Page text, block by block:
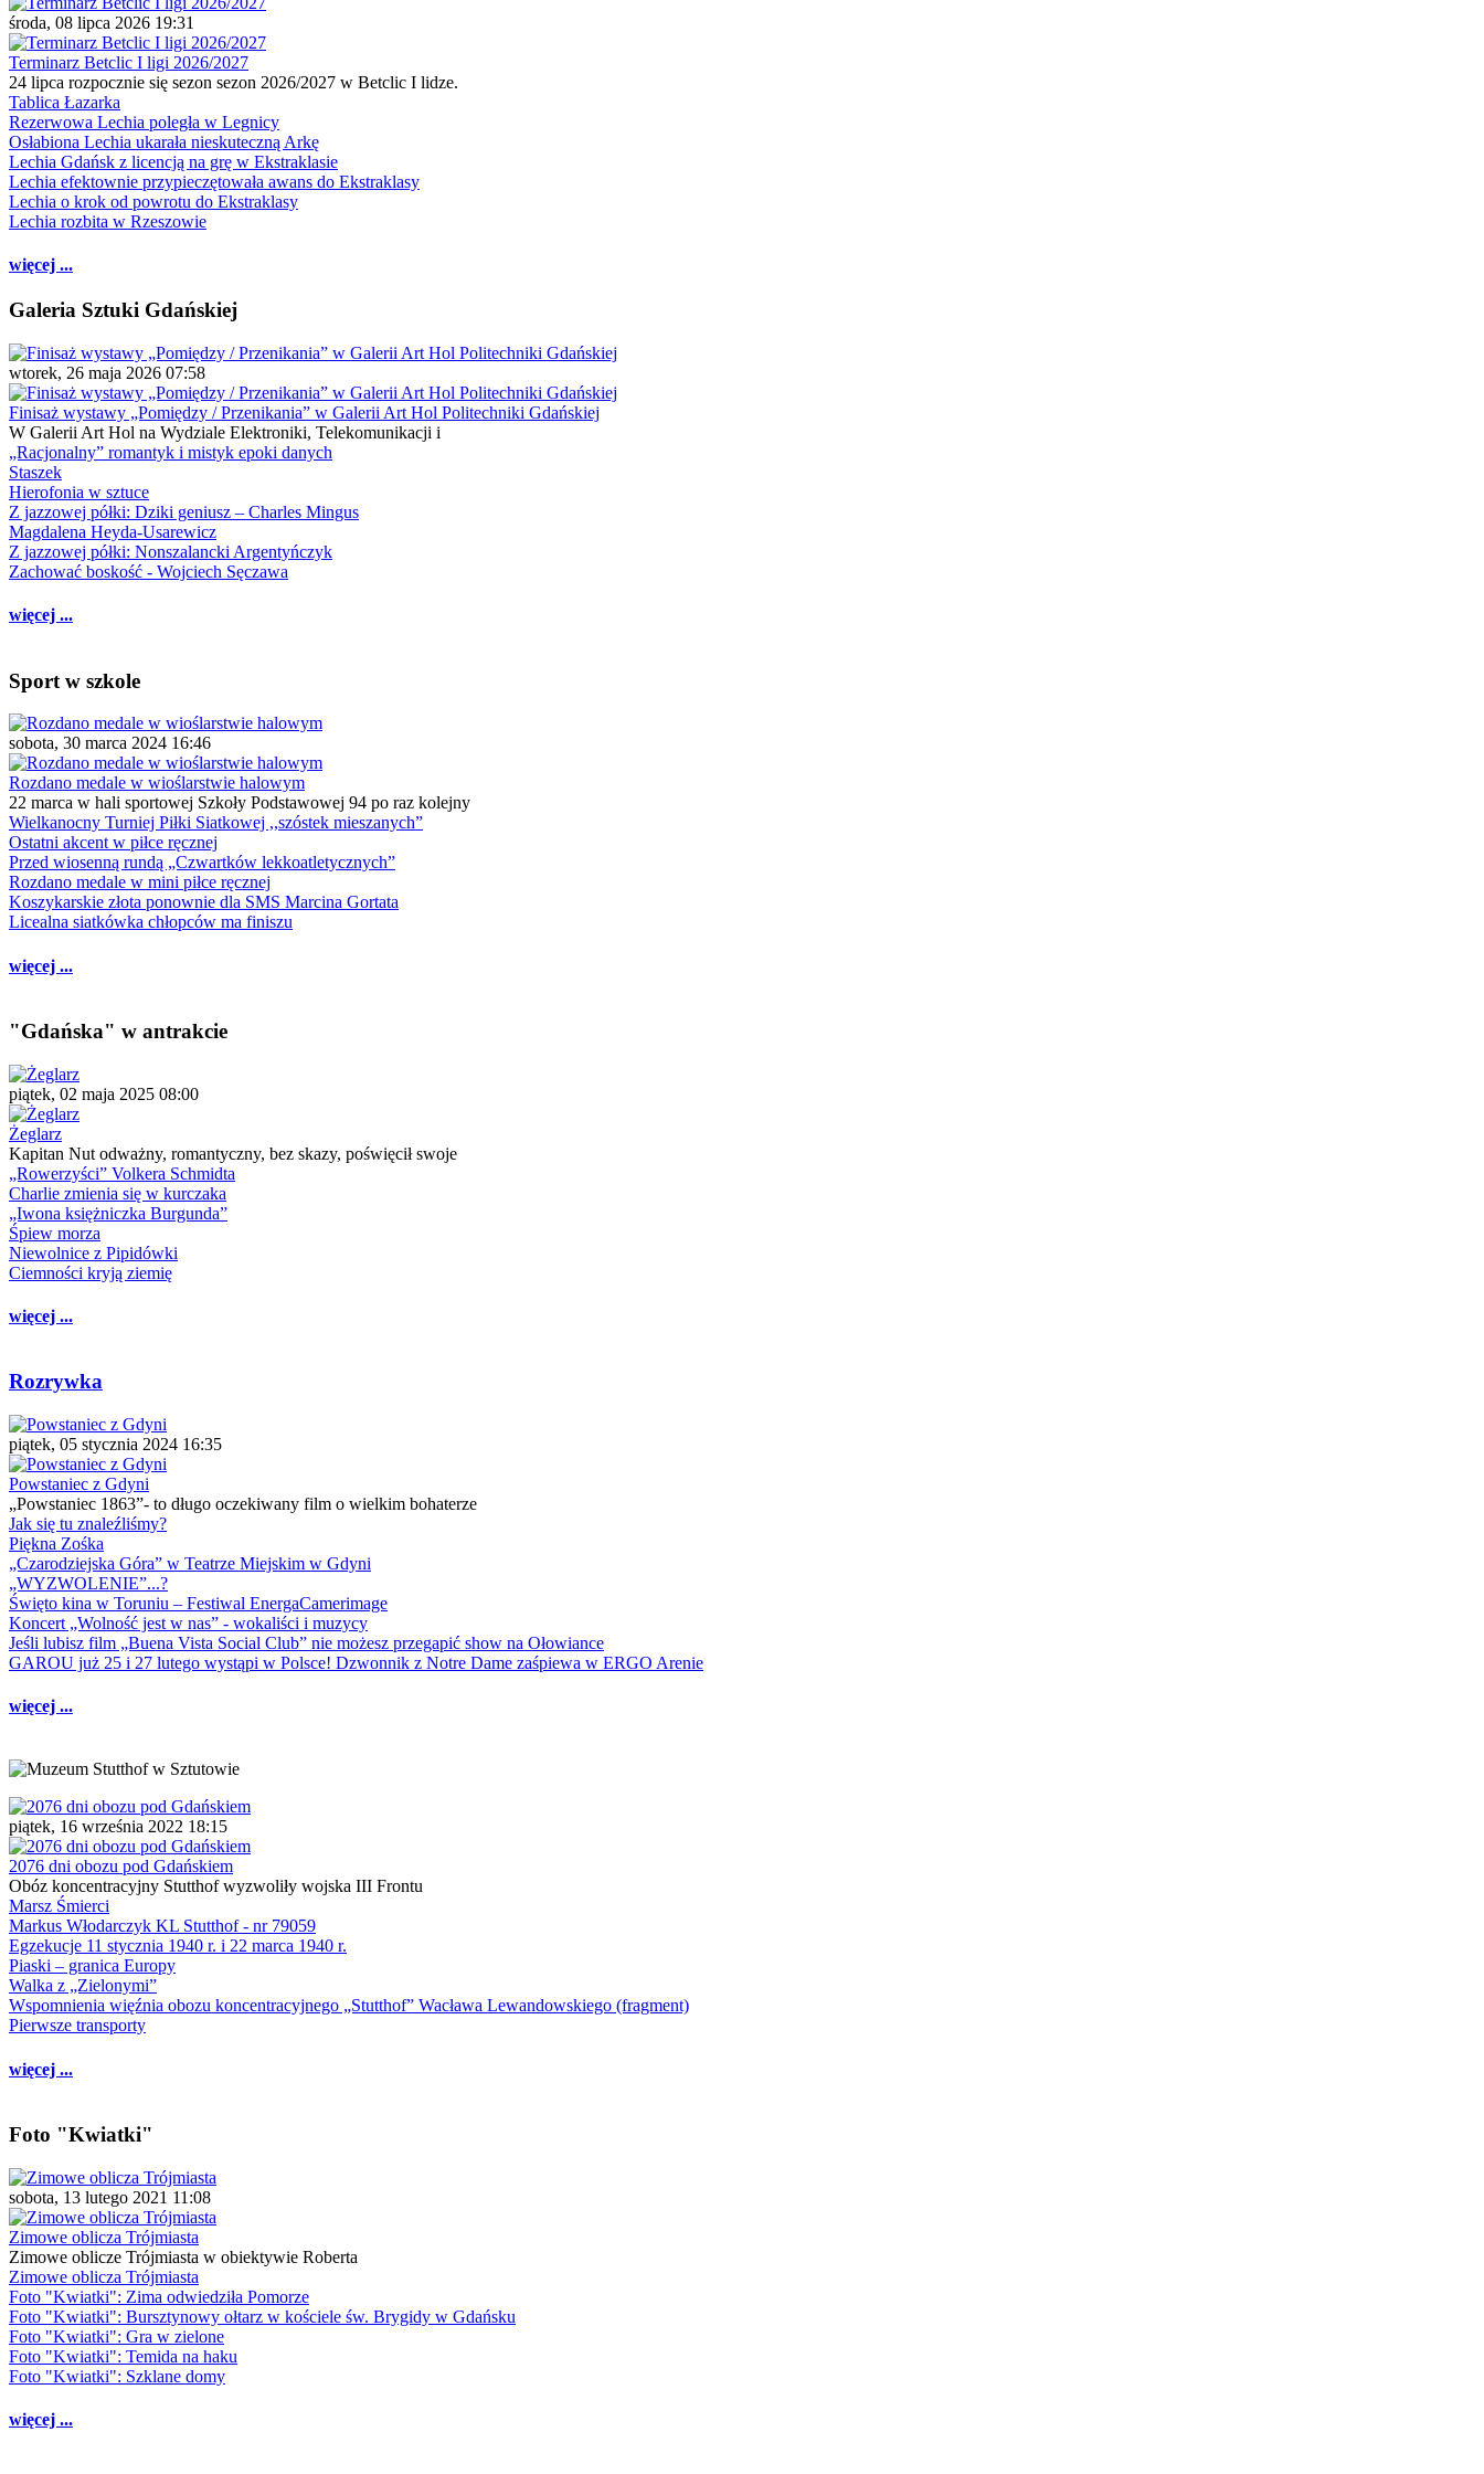
środa, 08 lipca 2026 19:31
Terminarz Betclic I ligi 2026/2027
24 lipca rozpocznie się sezon sezon 2026/2027 w Betclic I lidze.
Tablica Łazarka
Rezerwowa Lechia poległa w Legnicy
Osłabiona Lechia ukarała nieskuteczną Arkę
Lechia Gdańsk z licencją na grę w Ekstraklasie
Lechia efektownie przypieczętowała awans do Ekstraklasy
Lechia o krok od powrotu do Ekstraklasy
Lechia rozbita w Rzeszowie
więcej ...
Galeria Sztuki Gdańskiej
wtorek, 26 maja 2026 07:58
Finisaż wystawy „Pomiędzy / Przenikania” w Galerii Art Hol Politechniki Gdańskiej
W Galerii Art Hol na Wydziale Elektroniki, Telekomunikacji i
„Racjonalny” romantyk i mistyk epoki danych
Staszek
Hierofonia w sztuce
Z jazzowej półki: Dziki geniusz – Charles Mingus
Magdalena Heyda-Usarewicz
Z jazzowej półki: Nonszalancki Argentyńczyk
Zachować boskość - Wojciech Sęczawa
więcej ...
Sport w szkole
sobota, 30 marca 2024 16:46
Rozdano medale w wioślarstwie halowym
22 marca w hali sportowej Szkoły Podstawowej 94 po raz kolejny
Wielkanocny Turniej Piłki Siatkowej ,,szóstek mieszanych”
Ostatni akcent w piłce ręcznej
Przed wiosenną rundą „Czwartków lekkoatletycznych”
Rozdano medale w mini piłce ręcznej
Koszykarskie złota ponownie dla SMS Marcina Gortata
Licealna siatkówka chłopców ma finiszu
więcej ...
"Gdańska" w antrakcie
piątek, 02 maja 2025 08:00
Żeglarz
Kapitan Nut odważny, romantyczny, bez skazy, poświęcił swoje
„Rowerzyści” Volkera Schmidta
Charlie zmienia się w kurczaka
„Iwona księżniczka Burgunda”
Śpiew morza
Niewolnice z Pipidówki
Ciemności kryją ziemię
więcej ...
Rozrywka
piątek, 05 stycznia 2024 16:35
Powstaniec z Gdyni
„Powstaniec 1863”- to długo oczekiwany film o wielkim bohaterze
Jak się tu znaleźliśmy?
Piękna Zośka
„Czarodziejska Góra” w Teatrze Miejskim w Gdyni
„WYZWOLENIE”...?
Święto kina w Toruniu – Festiwal EnergaCamerimage
Koncert „Wolność jest w nas” - wokaliści i muzycy
Jeśli lubisz film „Buena Vista Social Club” nie możesz przegapić show na Ołowiance
GAROU już 25 i 27 lutego wystąpi w Polsce! Dzwonnik z Notre Dame zaśpiewa w ERGO Arenie
więcej ...
piątek, 16 września 2022 18:15
2076 dni obozu pod Gdańskiem
Obóz koncentracyjny Stutthof wyzwoliły wojska III Frontu
Marsz Śmierci
Markus Włodarczyk KL Stutthof - nr 79059
Egzekucje 11 stycznia 1940 r. i 22 marca 1940 r.
Piaski – granica Europy
Walka z „Zielonymi”
Wspomnienia więźnia obozu koncentracyjnego „Stutthof” Wacława Lewandowskiego (fragment)
Pierwsze transporty
więcej ...
Foto "Kwiatki"
sobota, 13 lutego 2021 11:08
Zimowe oblicza Trójmiasta
Zimowe oblicze Trójmiasta w obiektywie Roberta
Zimowe oblicza Trójmiasta
Foto "Kwiatki": Zima odwiedziła Pomorze
Foto "Kwiatki": Bursztynowy ołtarz w kościele św. Brygidy w Gdańsku
Foto "Kwiatki": Gra w zielone
Foto "Kwiatki": Temida na haku
Foto "Kwiatki": Szklane domy
więcej ...